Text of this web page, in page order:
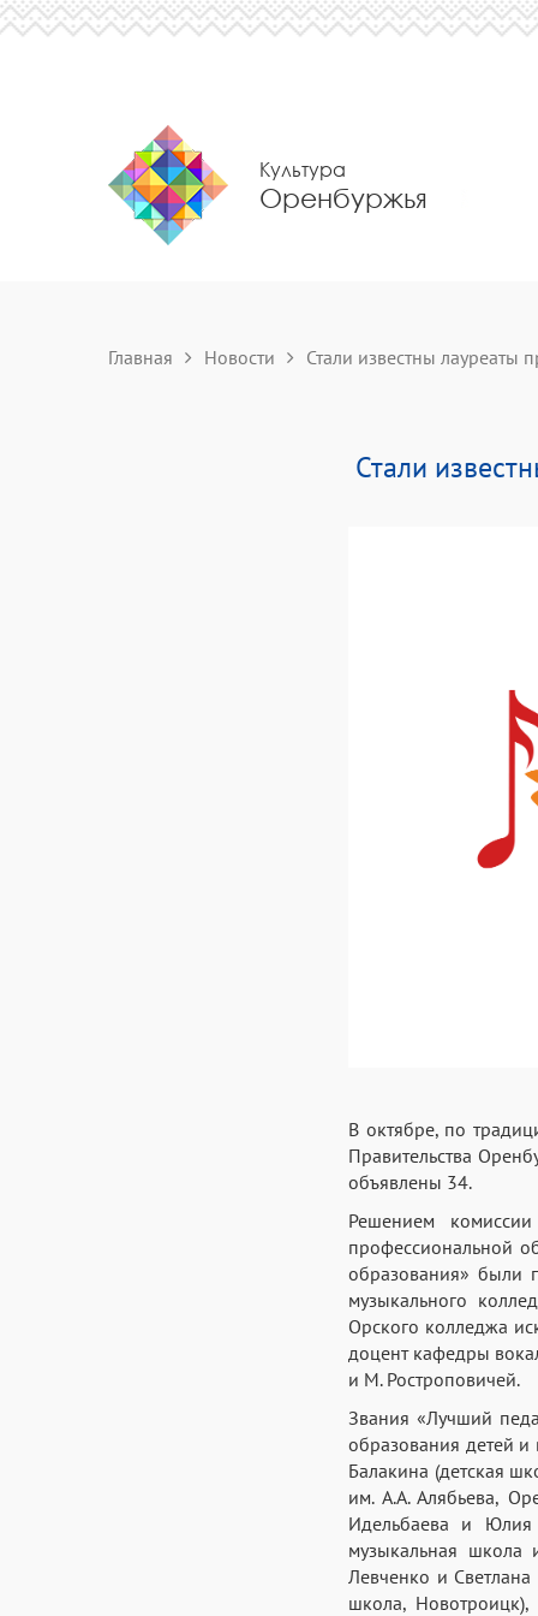
Культура
Оренбуржья
Главная Новости Стали известны лауреаты
Стали
В октябре, по
Правительства
объявлены 34.
Решением
профессиональной
образования» были
музыкального
Орского колледжа
доцент кафедры
и М. Ростроповичей.
Звания «Лучший
образования детей и
Балакина (детская
им. А.А. Алябьева,
Идельбаева и Юлия
музыкальная школа
Левченко и
школа, Новотроицк),